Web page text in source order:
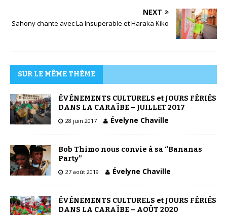
NEXT
Sahony chante avec La Insuperable et Haraka Kiko
SUR LE MÊME THÈME
ÉVÉNEMENTS CULTURELS et JOURS FÉRIÉS
DANS LA CARAÏBE – JUILLET 2017
28 juin 2017 Évelyne Chaville
Bob Thimo nous convie à sa “Bananas
Party”
27 août 2019 Évelyne Chaville
ÉVÉNEMENTS CULTURELS et JOURS FÉRIÉS
DANS LA CARAÏBE – AOÛT 2020